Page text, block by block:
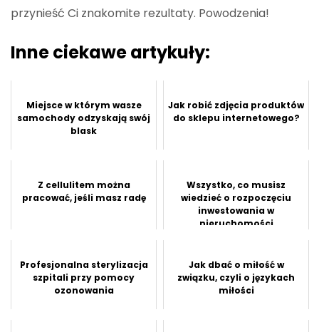
przynieść Ci znakomite rezultaty. Powodzenia!
Inne ciekawe artykuły:
Miejsce w którym wasze
samochody odzyskają swój
blask
Jak robić zdjęcia produktów
do sklepu internetowego?
Z cellulitem można
pracować, jeśli masz radę
Wszystko, co musisz
wiedzieć o rozpoczęciu
inwestowania w
nieruchomości
Profesjonalna sterylizacja
szpitali przy pomocy
ozonowania
Jak dbać o miłość w
związku, czyli o językach
miłości